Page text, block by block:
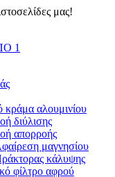
μας!
κράμα αλουμινίου
διύλισης
απορροής
μαγνησίου
κάλυψης
φίλτρο αφρού